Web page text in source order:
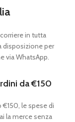
in tutta
disposizione per
via WhatsApp.
da €150
le spese di
la merce senza